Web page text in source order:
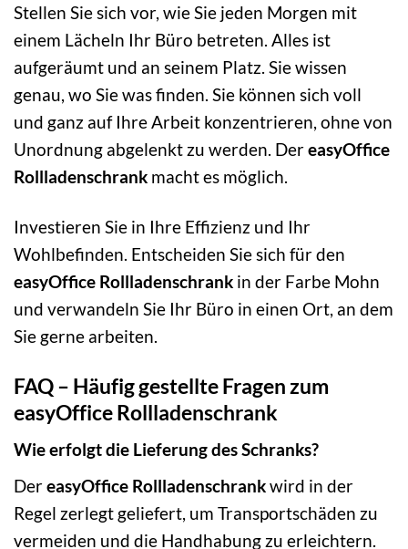
Stellen Sie sich vor, wie Sie jeden Morgen mit
einem Lächeln Ihr Büro betreten. Alles ist
aufgeräumt und an seinem Platz. Sie wissen
genau, wo Sie was finden. Sie können sich voll
und ganz auf Ihre Arbeit konzentrieren, ohne von
Unordnung abgelenkt zu werden. DereasyOffice
Rollladenschrank macht es möglich.
Investieren Sie in Ihre Effizienz und Ihr
Wohlbefinden. Entscheiden Sie sich für den
easyOffice Rollladenschrank in der Farbe Mohn
und verwandeln Sie Ihr Büro in einen Ort, an dem
Sie gerne arbeiten.
FAQ – Häufig gestellte Fragen zum
easyOffice Rollladenschrank
Wie erfolgt die Lieferung des Schranks?
DereasyOffice Rollladenschrankwird in der
Regel zerlegt geliefert, um Transportschäden zu
vermeiden und die Handhabung zu erleichtern.